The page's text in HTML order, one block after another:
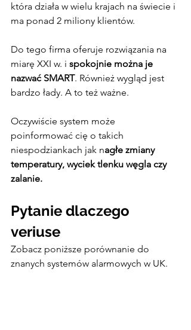
która działa w wielu krajach na świecie i
ma ponad 2 miliony klientów.
Do tego firma oferuje rozwiązania na
miarę XXI w. i spokojnie można je
nazwać SMART. Również wygląd jest
bardzo łady. A to też ważne.
Oczywiście system może
poinformować cię o takich
niespodziankach jak nagłe zmiany
temperatury, wyciek tlenku węgla czy
zalanie.
Pytanie dlaczego
veriuse
Zobacz poniższe porównanie do
znanych systemów alarmowych w UK.